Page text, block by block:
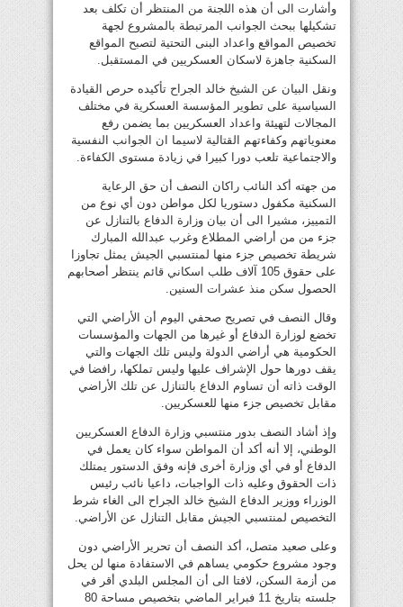
وأشارت الى أن هذه اللجنة من المنتظر أن تكلف بعد
تشكيلها ببحث الجوانب المرتبطة بالمشروع لجهة
تخصيص المواقع واعداد البنى التحتية لتصبح المواقع
السكنية جاهزة لاسكان العسكريين في المستقبل.
ونقل البيان عن الشيخ خالد الجراح تأكيده حرص القيادة
السياسية على تطوير المؤسسة العسكرية في مختلف
المجالات لتهيئة واعداد العسكريين بما يضمن رفع
معنوياتهم وكفاءتهم القتالية لاسيما ان الجوانب النفسية
والاجتماعية تلعب دورا كبيرا في زيادة مستوى الكفاءة.
من جهته أكد النائب راكان النصف أن حق الرعاية
السكنية مكفول دستوريا لكل مواطن دون أي نوع من
التمييز، مشيرا الى أن بيان وزارة الدفاع بالتنازل عن
جزء من من أراضي المطلاع وغرب عبدالله المبارك
شريطة تخصيص جزء منها لمنتسبي الجيش يمثل تجاوزا
على حقوق 105 آلاف طلب اسكاني قائم ينتظر أصحابهم
الحصول سكن منذ عشرات السنين.
وقال النصف في تصريح صحفي اليوم أن الأراضي التي
تخضع لوزارة الدفاع أو غيرها من الجهات والمؤسسات
الحكومية هي أراضي الدولة وليس تلك الجهات والتي
يقف دورها حول الإشراف عليها وليس تملكها، رافضا في
الوقت ذاته أن تساوم الدفاع بالتنازل عن تلك الأراضي
مقابل تخصيص جزء منها للعسكريين.
وإذ أشاد النصف بدور منتسبي وزارة الدفاع العسكريين
الوطني، إلا أنه أكد أن المواطن سواء كان يعمل في
الدفاع أو في أي وزارة أخرى فإنه وفق الدستور يمتلك
ذات الحقوق وعليه ذات الواجبات، داعيا نائب رئيس
الوزراء ووزير الدفاع الشيخ خالد الجراح الى الغاء شرط
التخصيص لمنتسبي الجيش مقابل التنازل عن الأراضي.
وعلى صعيد متصل، أكد النصف أن تحرير الأراضي دون
وجود مشروع حكومي يساهم في الاستفادة منها لن يحل
من أزمة السكن، لافتا الى أن المجلس البلدي أقر في
جلسته بتاريخ 11 فبراير الماضي بتخصيص مساحة 80